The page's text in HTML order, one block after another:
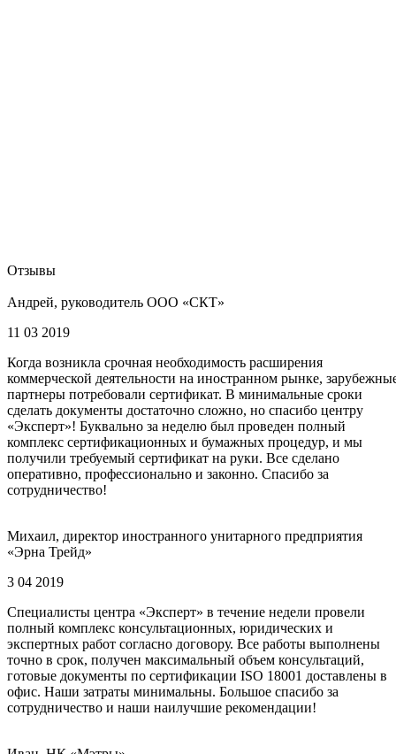
Отзывы
Андрей, руководитель ООО «СКТ»
11 03 2019
Когда возникла срочная необходимость расширения
коммерческой деятельности на иностранном рынке,
партнеры потребовали сертификат. В минимальные сроки
сделать документы достаточно сложно, но спасибо центру
«Эксперт»! Буквально за неделю был проведен полный
комплекс сертификационных и бумажных процедур, и мы
получили требуемый сертификат на руки. Все сделано
оперативно, профессионально и законно. Спасибо за
сотрудничество!
Михаил, директор иностранного унитарного предприятия
«Эрна Трейд»
3 04 2019
Специалисты центра «Эксперт» в течение недели провели
полный комплекс консультационных, юридических и
экспертных работ согласно договору. Все работы выполнены
точно в срок, получен максимальный объем консультаций,
готовые документы по сертификации ISO 18001 доставлены в
офис. Наши затраты минимальны. Большое спасибо за
сотрудничество и наши наилучшие рекомендации!